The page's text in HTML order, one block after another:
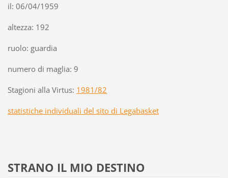
il: 06/04/1959
altezza: 192
ruolo: guardia
numero di maglia: 9
Stagioni alla Virtus: 1981/82
statistiche individuali del sito di Legabasket
STRANO IL MIO DESTINO